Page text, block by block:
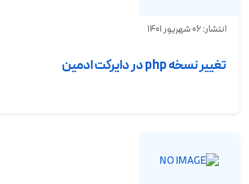
انتشار: 06 شهریور 1401
تغییر نسخه php در دایرکت ادمین